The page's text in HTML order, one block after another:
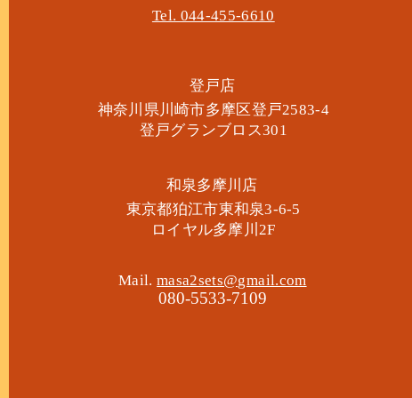
Tel. 044-455-6610
​登戸店
神奈川県川崎市多摩区​登戸2583-4
​登戸グランブロス301
​和泉多摩川店
東京都狛江市東和泉3-6-5
​ロイヤル多摩川2F
Mail.masa2sets@gmail.com
080-5533-7109